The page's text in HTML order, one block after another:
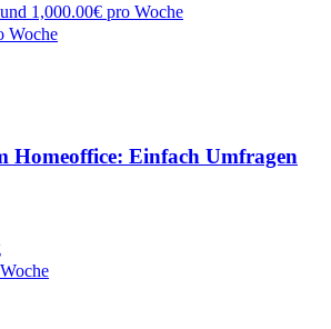
1,000.00€ pro Woche
Woche
Homeoffice: Einfach Umfragen